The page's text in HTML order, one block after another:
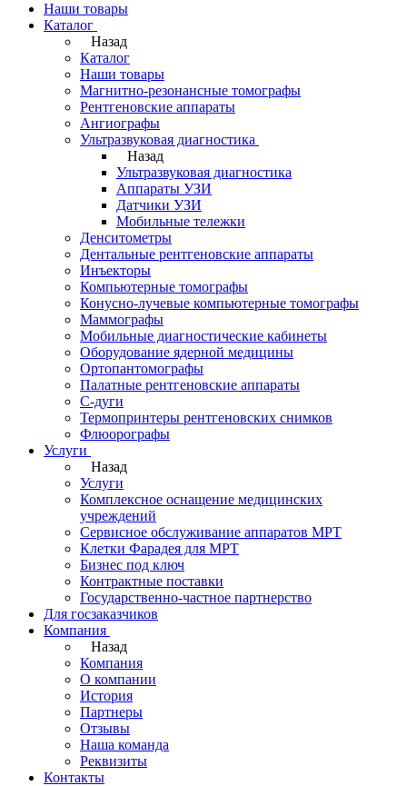
Наши товары
Каталог
Назад
Каталог
Наши товары
Магнитно-резонансные томографы
Рентгеновские аппараты
Ангиографы
Ультразвуковая диагностика
Назад
Ультразвуковая диагностика
Аппараты УЗИ
Датчики УЗИ
Мобильные тележки
Денситометры
Дентальные рентгеновские аппараты
Инъекторы
Компьютерные томографы
Конусно-лучевые компьютерные томографы
Маммографы
Мобильные диагностические кабинеты
Оборудование ядерной медицины
Ортопантомографы
Палатные рентгеновские аппараты
С-дуги
Термопринтеры рентгеновских снимков
Флюорографы
Услуги
Назад
Услуги
Комплексное оснащение медицинских
учреждений
Сервисное обслуживание аппаратов МРТ
Клетки Фарадея для МРТ
Бизнес под ключ
Контрактные поставки
Государственно-частное партнерство
Для госзаказчиков
Компания
Назад
Компания
О компании
История
Партнеры
Отзывы
Наша команда
Реквизиты
Контакты